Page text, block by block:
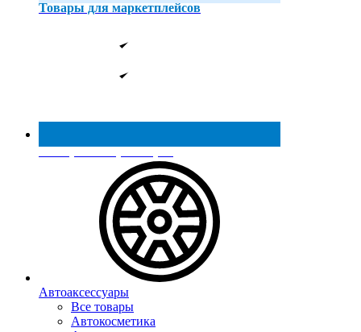
Товары для маркетплейсов
Реестр МинПромТорга
Автоаксессуары
Все товары
Автокосметика